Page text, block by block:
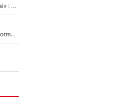
Mercato - OM - «Dès que je prends un club, je t’appellerai» : La promesse de Marcelino au moment de claquer la porte
Victime de racisme contre Murray, Kyrgios pousse un énorme coup de gueule !